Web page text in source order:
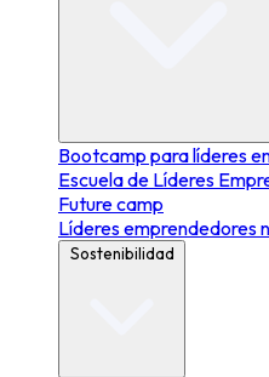
Bootcamp para líderes
Escuela de Líderes
Future camp
Líderes emprendedores
Sostenibilidad